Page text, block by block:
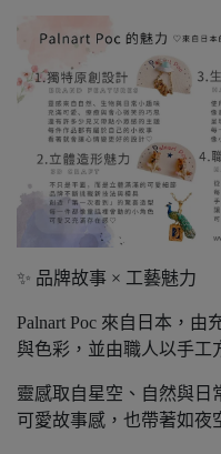
✨ 品牌故事 × 工藝魅力
Palnart Poc 來自日本，
與色彩，並由職人以手工
靈感取自星空、自然與日
可愛故事感，也帶著如夜